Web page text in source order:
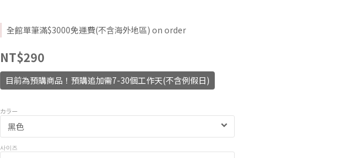
全館單筆滿$3000免運費(不含海外地區) on order
NT$290
目前為預購商品！預購追加需7-30個工作天(不含例假日)
カラー
사이즈